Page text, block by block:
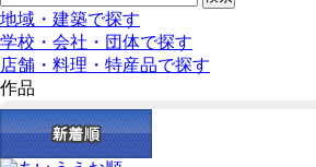
地域・建築で探す
学校・会社・団体で探す
店舗・料理・特産品で探す
作品